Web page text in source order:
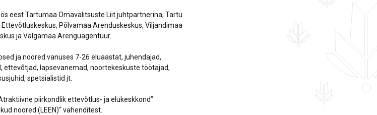
eest Tartumaa Omavalitsuste Liit juhtpartnerina, Tartu
Põlvamaa Arenduskeskus, Viljandimaa
ja Valgamaa Arenguagentuur.
ja noored vanuses 7-26 eluaastat, juhendajad,
lapsevanemad, noortekeskuste töötajad,
spetsialistid jt.
piirkondlik ettevõtlus- ja elukeskkond”
noored (LEEN)“ vahenditest.